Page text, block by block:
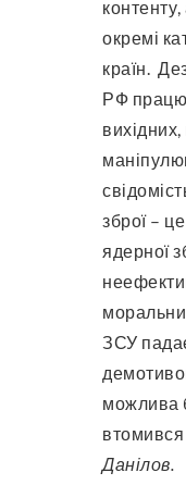
окремі
країн.
РФ
зброї –
ядерної
ЗСУ
можлива
втомився
Данілов.